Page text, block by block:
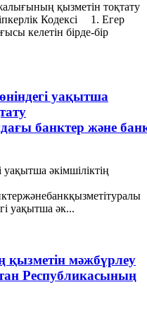
қызметiн тоқтату
Кодексі 1. Егер
келетiн бiрде-бiр
уақытша
банктер және
әкімшіліктің
уақытша әк...
қызметін мәжбүрлеу
Республикасының